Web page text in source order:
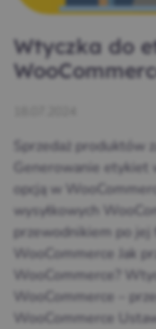
Wtyczka do
Sprzedaż produktów
Generowanie
opcją w
wysyłkowych
przewodnikiem po jej
WooCommerce Jak
WooCommerce?
WooCommerce –
WooCommerce